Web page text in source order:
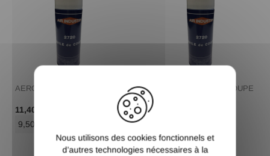
AEROSOL HUILE DE COUPE
11,40 €
9,50 €
AEROSOL HUILE DE COUPE
11,40 €
Nous utilisons des cookies fonctionnels et
d’autres technologies nécessaires à la